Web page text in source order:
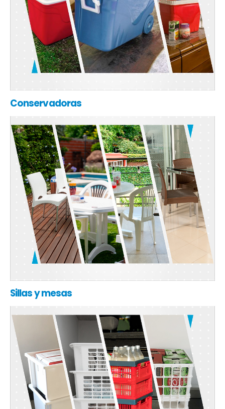
Conservadoras
Sillas y mesas